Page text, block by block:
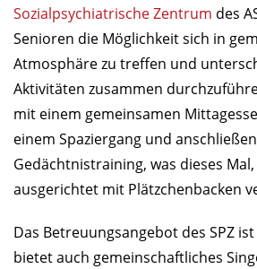
Sozial­psychiatrische Zentrum des
Senioren die Möglichkeit sich in
Atmosphäre zu treffen und
Aktivitäten zusammen
mit einem gemein­samen
einem Spaziergang und
Gedächtnistraining, was dieses
ausgerichtet mit Plätzchenbacken
Das Betreuungsangebot des SPZ
bietet auch gemeinschaftliches